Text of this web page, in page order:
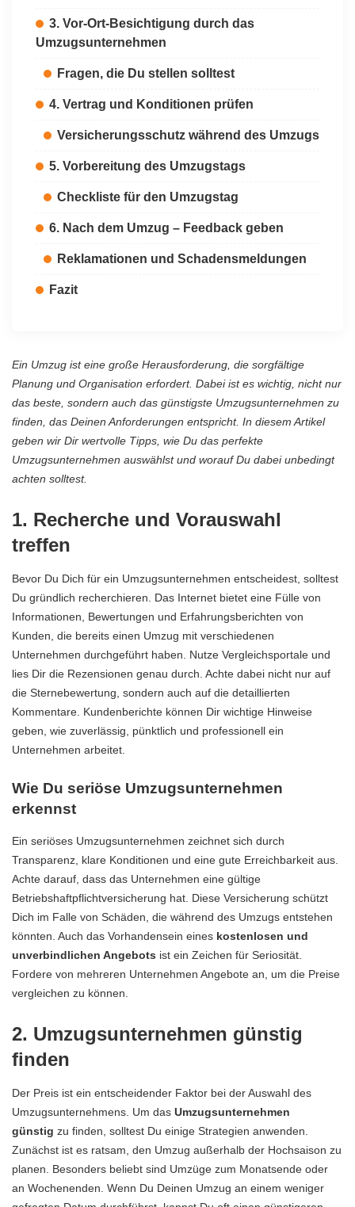
3. Vor-Ort-Besichtigung durch das
Umzugsunternehmen
Fragen, die Du stellen solltest
4. Vertrag und Konditionen prüfen
Versicherungsschutz während des Umzugs
5. Vorbereitung des Umzugstags
Checkliste für den Umzugstag
6. Nach dem Umzug – Feedback geben
Reklamationen und Schadensmeldungen
Fazit
Ein Umzug ist eine große Herausforderung, die sorgfältige
Planung und Organisation erfordert. Dabei ist es wichtig, nicht nur
das beste, sondern auch das günstigste Umzugsunternehmen zu
finden, das Deinen Anforderungen entspricht. In diesem Artikel
geben wir Dir wertvolle Tipps, wie Du das perfekte
Umzugsunternehmen auswählst und worauf Du dabei unbedingt
achten solltest.
1. Recherche und Vorauswahl
treffen
Bevor Du Dich für ein Umzugsunternehmen entscheidest, solltest
Du gründlich recherchieren. Das Internet bietet eine Fülle von
Informationen, Bewertungen und Erfahrungsberichten von
Kunden, die bereits einen Umzug mit verschiedenen
Unternehmen durchgeführt haben. Nutze Vergleichsportale und
lies Dir die Rezensionen genau durch. Achte dabei nicht nur auf
die Sternebewertung, sondern auch auf die detaillierten
Kommentare. Kundenberichte können Dir wichtige Hinweise
geben, wie zuverlässig, pünktlich und professionell ein
Unternehmen arbeitet.
Wie Du seriöse Umzugsunternehmen
erkennst
Ein seriöses Umzugsunternehmen zeichnet sich durch
Transparenz, klare Konditionen und eine gute Erreichbarkeit aus.
Achte darauf, dass das Unternehmen eine gültige
Betriebshaftpflichtversicherung hat. Diese Versicherung schützt
Dich im Falle von Schäden, die während des Umzugs entstehen
könnten. Auch das Vorhandensein eines kostenlosen und
unverbindlichen Angebots ist ein Zeichen für Seriosität.
Fordere von mehreren Unternehmen Angebote an, um die Preise
vergleichen zu können.
2. Umzugsunternehmen günstig
finden
Der Preis ist ein entscheidender Faktor bei der Auswahl des
Umzugsunternehmens. Um das Umzugsunternehmen
günstig zu finden, solltest Du einige Strategien anwenden.
Zunächst ist es ratsam, den Umzug außerhalb der Hochsaison zu
planen. Besonders beliebt sind Umzüge zum Monatsende oder
an Wochenenden. Wenn Du Deinen Umzug an einem weniger